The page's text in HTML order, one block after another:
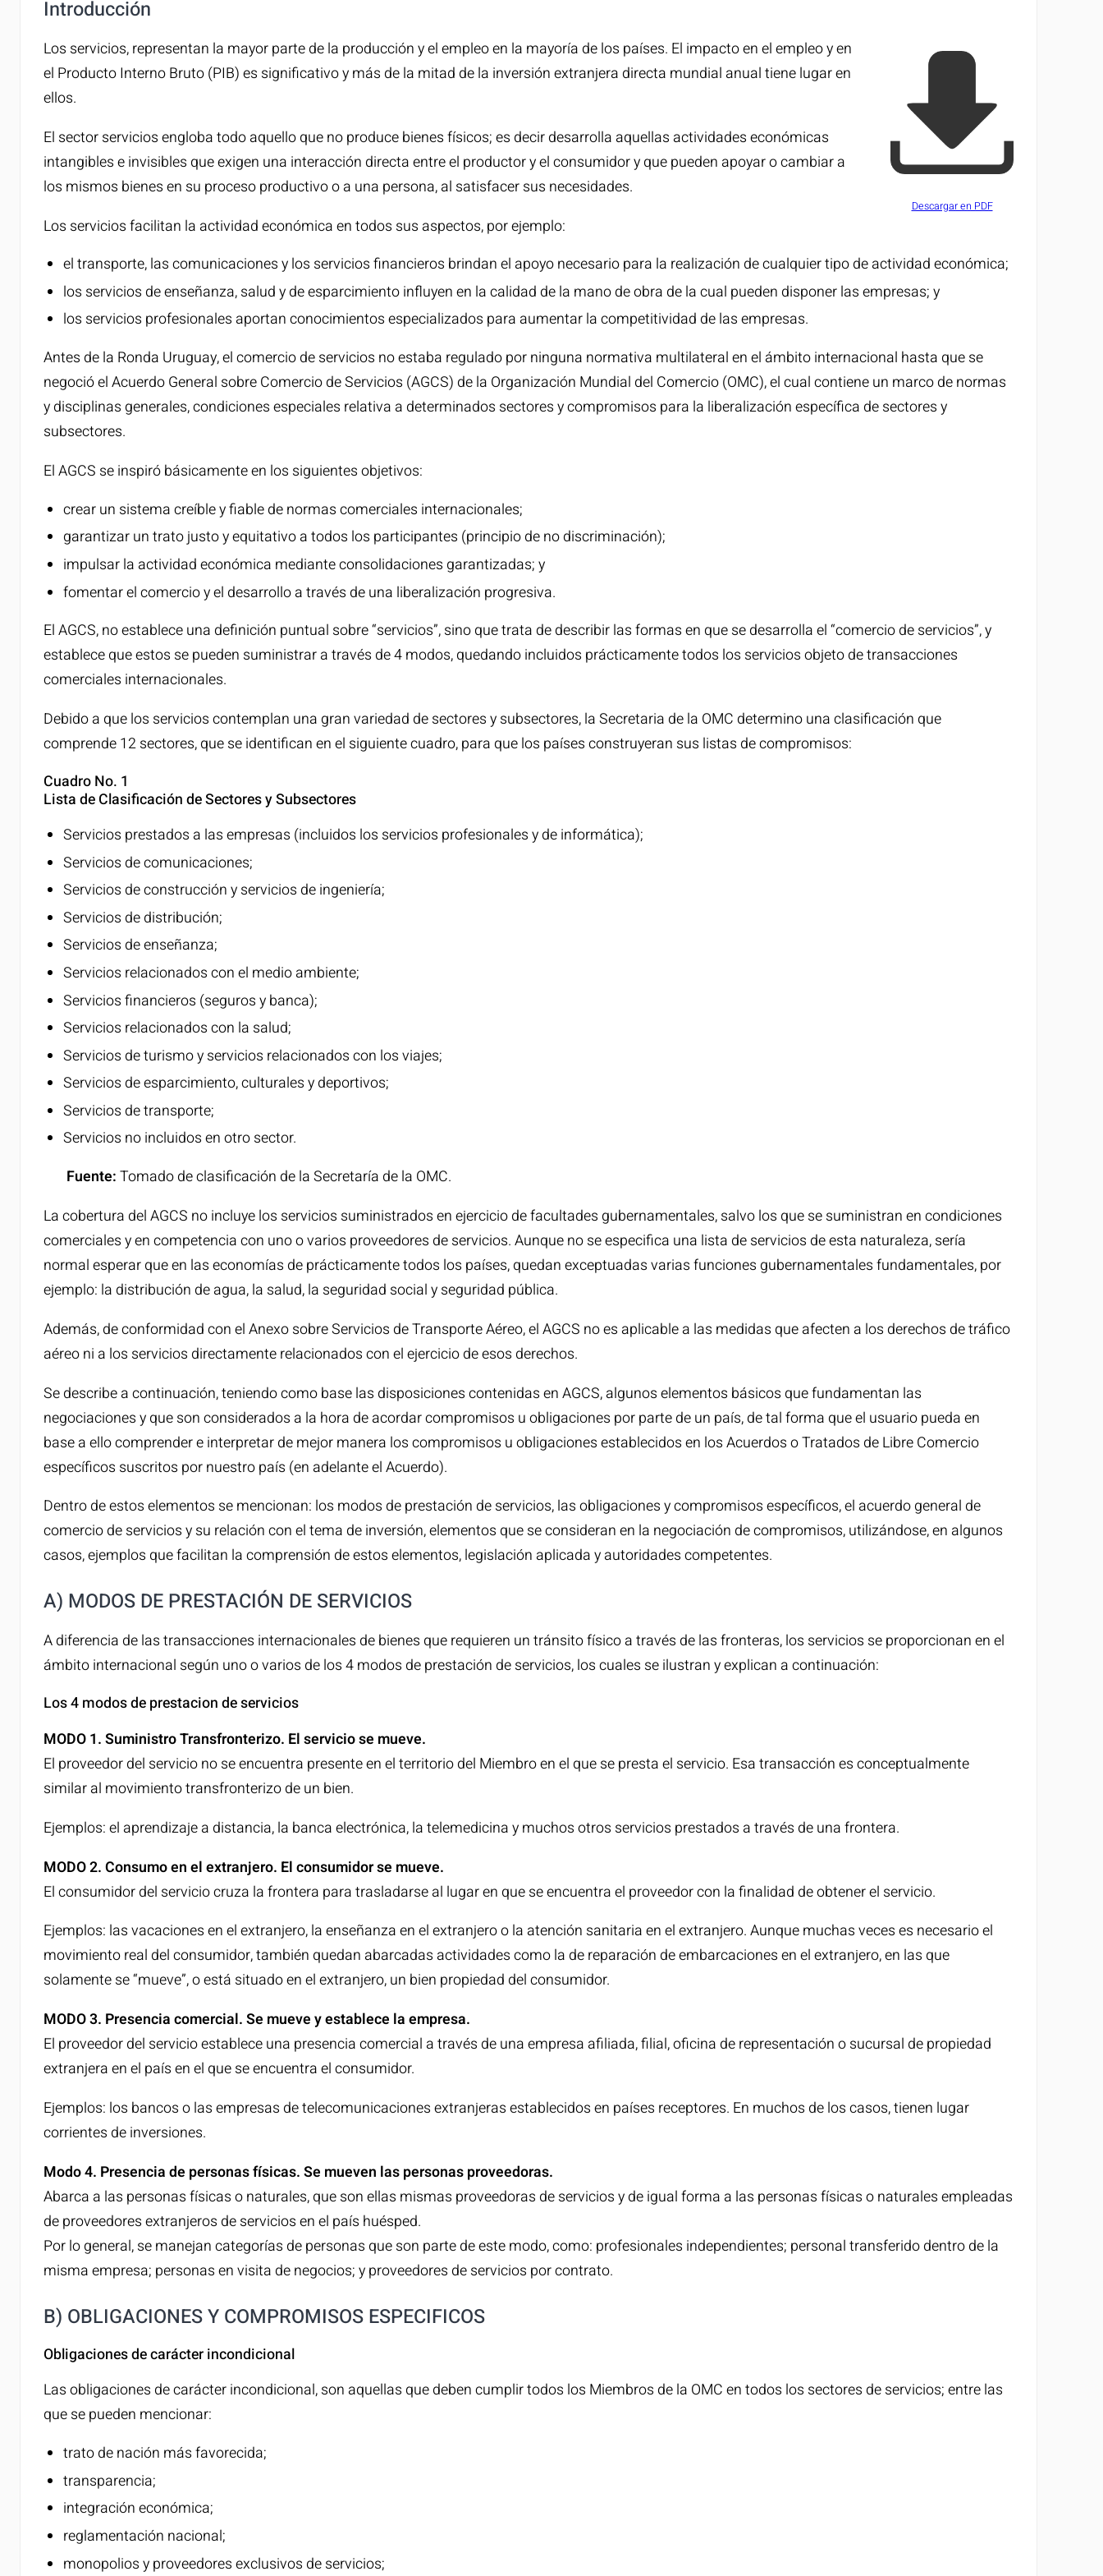
Introducción
Descargar en PDF
Los servicios, representan la mayor parte de la producción y el empleo en la mayoría de los países. El impacto en el empleo y en
el Producto Interno Bruto (PIB) es significativo y más de la mitad de la inversión extranjera directa mundial anual tiene lugar en
ellos.
El sector servicios engloba todo aquello que no produce bienes físicos; es decir desarrolla aquellas actividades económicas
intangibles e invisibles que exigen una interacción directa entre el productor y el consumidor y que pueden apoyar o cambiar a
los mismos bienes en su proceso productivo o a una persona, al satisfacer sus necesidades.
Los servicios facilitan la actividad económica en todos sus aspectos, por ejemplo:
el transporte, las comunicaciones y los servicios financieros brindan el apoyo necesario para la realización de cualquier tipo de actividad económica;
los servicios de enseñanza, salud y de esparcimiento influyen en la calidad de la mano de obra de la cual pueden disponer las empresas; y
los servicios profesionales aportan conocimientos especializados para aumentar la competitividad de las empresas.
Antes de la Ronda Uruguay, el comercio de servicios no estaba regulado por ninguna normativa multilateral en el ámbito internacional hasta que se
negoció el Acuerdo General sobre Comercio de Servicios (AGCS) de la Organización Mundial del Comercio (OMC), el cual contiene un marco de normas
y disciplinas generales, condiciones especiales relativa a determinados sectores y compromisos para la liberalización específica de sectores y
subsectores.
El AGCS se inspiró básicamente en los siguientes objetivos:
crear un sistema creíble y fiable de normas comerciales internacionales;
garantizar un trato justo y equitativo a todos los participantes (principio de no discriminación);
impulsar la actividad económica mediante consolidaciones garantizadas; y
fomentar el comercio y el desarrollo a través de una liberalización progresiva.
El AGCS, no establece una definición puntual sobre “servicios”, sino que trata de describir las formas en que se desarrolla el “comercio de servicios”, y
establece que estos se pueden suministrar a través de 4 modos, quedando incluidos prácticamente todos los servicios objeto de transacciones
comerciales internacionales.
Debido a que los servicios contemplan una gran variedad de sectores y subsectores, la Secretaria de la OMC determino una clasificación que
comprende 12 sectores, que se identifican en el siguiente cuadro, para que los países construyeran sus listas de compromisos:
Cuadro No. 1
Lista de Clasificación de Sectores y Subsectores
Servicios prestados a las empresas (incluidos los servicios profesionales y de informática);
Servicios de comunicaciones;
Servicios de construcción y servicios de ingeniería;
Servicios de distribución;
Servicios de enseñanza;
Servicios relacionados con el medio ambiente;
Servicios financieros (seguros y banca);
Servicios relacionados con la salud;
Servicios de turismo y servicios relacionados con los viajes;
Servicios de esparcimiento, culturales y deportivos;
Servicios de transporte;
Servicios no incluidos en otro sector.
Fuente:Tomado de clasificación de la Secretaría de la OMC.
La cobertura del AGCS no incluye los servicios suministrados en ejercicio de facultades gubernamentales, salvo los que se suministran en condiciones
comerciales y en competencia con uno o varios proveedores de servicios. Aunque no se especifica una lista de servicios de esta naturaleza, sería
normal esperar que en las economías de prácticamente todos los países, quedan exceptuadas varias funciones gubernamentales fundamentales, por
ejemplo: la distribución de agua, la salud, la seguridad social y seguridad pública.
Además, de conformidad con el Anexo sobre Servicios de Transporte Aéreo, el AGCS no es aplicable a las medidas que afecten a los derechos de tráfico
aéreo ni a los servicios directamente relacionados con el ejercicio de esos derechos.
Se describe a continuación, teniendo como base las disposiciones contenidas en AGCS, algunos elementos básicos que fundamentan las
negociaciones y que son considerados a la hora de acordar compromisos u obligaciones por parte de un país, de tal forma que el usuario pueda en
base a ello comprender e interpretar de mejor manera los compromisos u obligaciones establecidos en los Acuerdos o Tratados de Libre Comercio
específicos suscritos por nuestro país (en adelante el Acuerdo).
Dentro de estos elementos se mencionan: los modos de prestación de servicios, las obligaciones y compromisos específicos, el acuerdo general de
comercio de servicios y su relación con el tema de inversión, elementos que se consideran en la negociación de compromisos, utilizándose, en algunos
casos, ejemplos que facilitan la comprensión de estos elementos, legislación aplicada y autoridades competentes.
A) MODOS DE PRESTACIÓN DE SERVICIOS
A diferencia de las transacciones internacionales de bienes que requieren un tránsito físico a través de las fronteras, los servicios se proporcionan en el
ámbito internacional según uno o varios de los 4 modos de prestación de servicios, los cuales se ilustran y explican a continuación:
Los 4 modos de prestacion de servicios
MODO 1. Suministro Transfronterizo. El servicio se mueve.
El proveedor del servicio no se encuentra presente en el territorio del Miembro en el que se presta el servicio. Esa transacción es conceptualmente
similar al movimiento transfronterizo de un bien.
Ejemplos: el aprendizaje a distancia, la banca electrónica, la telemedicina y muchos otros servicios prestados a través de una frontera.
MODO 2. Consumo en el extranjero. El consumidor se mueve.
El consumidor del servicio cruza la frontera para trasladarse al lugar en que se encuentra el proveedor con la finalidad de obtener el servicio.
Ejemplos: las vacaciones en el extranjero, la enseñanza en el extranjero o la atención sanitaria en el extranjero. Aunque muchas veces es necesario el
movimiento real del consumidor, también quedan abarcadas actividades como la de reparación de embarcaciones en el extranjero, en las que
solamente se “mueve”, o está situado en el extranjero, un bien propiedad del consumidor.
MODO 3. Presencia comercial. Se mueve y establece la empresa.
El proveedor del servicio establece una presencia comercial a través de una empresa afiliada, filial, oficina de representación o sucursal de propiedad
extranjera en el país en el que se encuentra el consumidor.
Ejemplos: los bancos o las empresas de telecomunicaciones extranjeras establecidos en países receptores. En muchos de los casos, tienen lugar
corrientes de inversiones.
Modo 4. Presencia de personas físicas. Se mueven las personas proveedoras.
Abarca a las personas físicas o naturales, que son ellas mismas proveedoras de servicios y de igual forma a las personas físicas o naturales empleadas
de proveedores extranjeros de servicios en el país huésped.
Por lo general, se manejan categorías de personas que son parte de este modo, como: profesionales independientes; personal transferido dentro de la
misma empresa; personas en visita de negocios; y proveedores de servicios por contrato.
B) OBLIGACIONES Y COMPROMISOS ESPECIFICOS
Obligaciones de carácter incondicional
Las obligaciones de carácter incondicional, son aquellas que deben cumplir todos los Miembros de la OMC en todos los sectores de servicios; entre las
que se pueden mencionar:
trato de nación más favorecida;
transparencia;
integración económica;
reglamentación nacional;
monopolios y proveedores exclusivos de servicios;